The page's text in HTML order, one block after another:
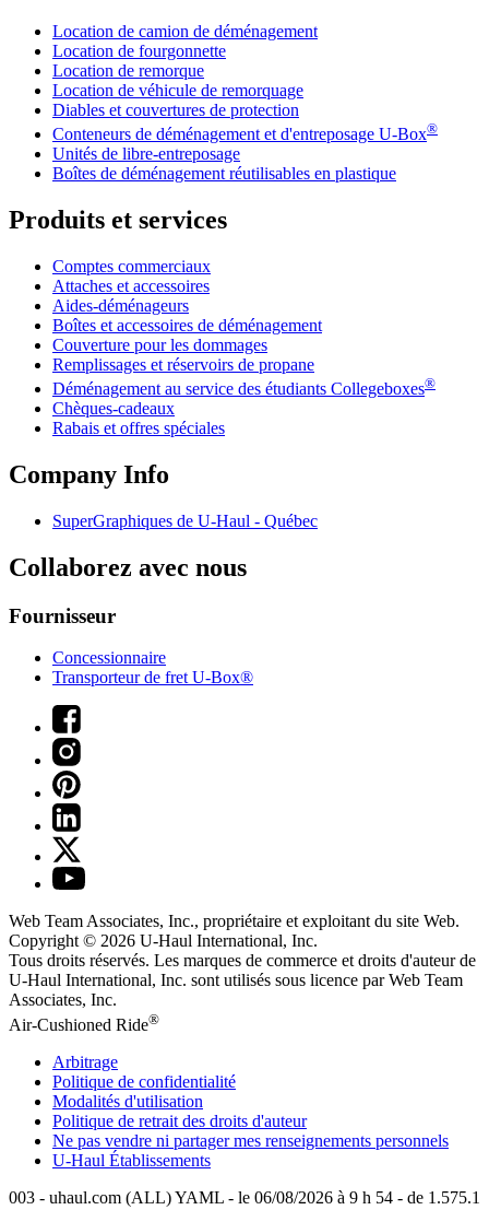
Location de camion de déménagement
Location de fourgonnette
Location de remorque
Location de véhicule de remorquage
Diables et couvertures de protection
Conteneurs de déménagement et d'entreposage U-Box®
Unités de libre-entreposage
Boîtes de déménagement réutilisables en plastique
Produits et services
Comptes commerciaux
Attaches et accessoires
Aides-déménageurs
Boîtes et accessoires de déménagement
Couverture pour les dommages
Remplissages et réservoirs de propane
Déménagement au service des étudiants Collegeboxes®
Chèques-cadeaux
Rabais et offres spéciales
Company Info
SuperGraphiques de U-Haul - Québec
Collaborez avec nous
Fournisseur
Concessionnaire
Transporteur de fret U-Box®
Web Team Associates, Inc., propriétaire et exploitant du site Web.
Copyright © 2026 U-Haul International, Inc.
Tous droits réservés. Les marques de commerce et droits d'auteur de
U-Haul International, Inc. sont utilisés sous licence par Web Team
Associates, Inc.
Air-Cushioned Ride®
Arbitrage
Politique de confidentialité
Modalités d'utilisation
Politique de retrait des droits d'auteur
Ne pas vendre ni partager mes renseignements personnels
U-Haul Établissements
003 - uhaul.com (ALL) YAML - le 06/08/2026 à 9 h 54 - de 1.575.1